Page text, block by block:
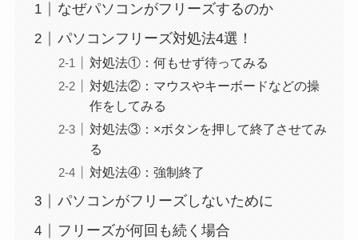
なぜパソコンがフリーズするのか
パソコンフリーズ対処法4選！
対処法①：何もせず待ってみる
対処法②：マウスやキーボードなどの操
作をしてみる
対処法③：×ボタンを押して終了させてみ
る
対処法④：強制終了
パソコンがフリーズしないために
フリーズが何回も続く場合